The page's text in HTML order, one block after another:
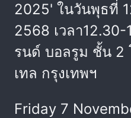
2025' ในวันพุธที่
2568 เวลา
รนด์ บอลรูม ชั้น 2
เทล กรุงเทพฯ
Friday 7